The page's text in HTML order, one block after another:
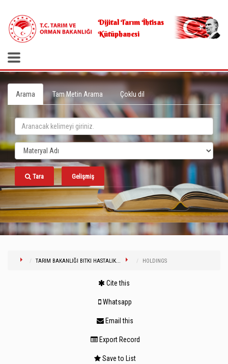
Dijital Tarım İhtisas
Kütüphanesi
Arama Tam Metin Arama Çoklu dil
Tara Gelişmiş
TARIM BAKANLIĞI BITKI HASTALIK... HOLDINGS
Cite this
Whatsapp
Email this
Export Record
Save to List